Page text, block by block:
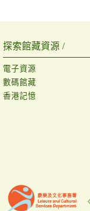
探索館藏資源 /
電子資源
數碼館藏
香港記憶